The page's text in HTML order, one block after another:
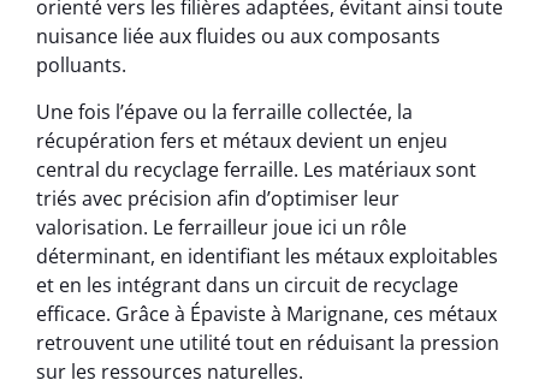
orienté vers les filières adaptées, évitant ainsi toute
nuisance liée aux fluides ou aux composants
polluants.
Une fois l’épave ou la ferraille collectée, la
récupération fers et métaux devient un enjeu
central du recyclage ferraille. Les matériaux sont
triés avec précision afin d’optimiser leur
valorisation. Le ferrailleur joue ici un rôle
déterminant, en identifiant les métaux exploitables
et en les intégrant dans un circuit de recyclage
efficace. Grâce à Épaviste à Marignane, ces métaux
retrouvent une utilité tout en réduisant la pression
sur les ressources naturelles.